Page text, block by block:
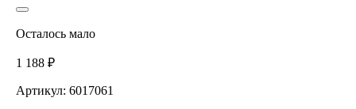
Осталось мало
1 188 ₽
Артикул: 6017061